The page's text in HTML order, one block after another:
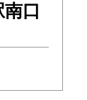
口